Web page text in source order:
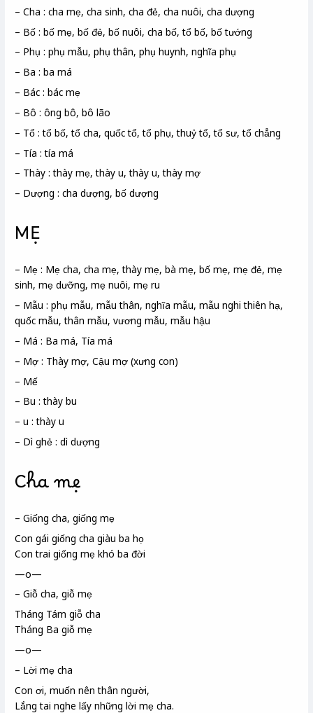
– Cha : cha mẹ, cha sinh, cha đẻ, cha nuôi, cha dượng
– Bố : bố mẹ, bố đẻ, bố nuôi, cha bố, tổ bố, bố tướng
– Phụ : phụ mẫu, phụ thân, phụ huynh, nghĩa phụ
– Ba : ba má
– Bác : bác mẹ
– Bô : ông bô, bô lão
– Tổ : tổ bố, tổ cha, quốc tổ, tổ phụ, thuỷ tổ, tổ sư, tổ chẳng
– Tía : tía má
– Thày : thày mẹ, thày u, thày u, thày mợ
– Dượng : cha dượng, bố dượng
MẸ
– Mẹ : Mẹ cha, cha mẹ, thày mẹ, bà mẹ, bố mẹ, mẹ đẻ, mẹ
sinh, mẹ dưỡng, mẹ nuôi, mẹ ru
– Mẫu : phụ mẫu, mẫu thân, nghĩa mẫu, mẫu nghi thiên hạ,
quốc mẫu, thân mẫu, vương mẫu, mẫu hậu
– Má : Ba má, Tía má
– Mợ : Thày mợ, Cậu mợ (xưng con)
– Mế
– Bu : thày bu
– u : thày u
– Dì ghẻ : dì dượng
Cha mẹ
– Giống cha, giống mẹ
Con gái giống cha giàu ba họ
Con trai giống mẹ khó ba đời
—o—
– Giỗ cha, giỗ mẹ
Tháng Tám giỗ cha
Tháng Ba giỗ mẹ
—o—
– Lời mẹ cha
Con ơi, muốn nên thân người,
Lắng tai nghe lấy những lời mẹ cha.